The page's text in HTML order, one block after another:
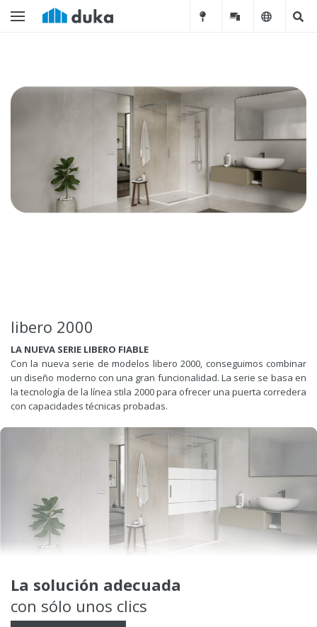
libero 2000
LA NUEVA SERIE LIBERO FIABLE
Con la nueva serie de modelos libero 2000, conseguimos combinar
un diseño moderno con una gran funcionalidad. La serie se basa en
la tecnología de la línea stila 2000 para ofrecer una puerta corredera
con capacidades técnicas probadas.
La solución adecuada
con sólo unos clics